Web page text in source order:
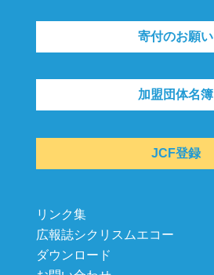
寄付のお願い
加盟団体名簿
JCF登録
リンク集
広報誌シクリスムエコー
ダウンロード